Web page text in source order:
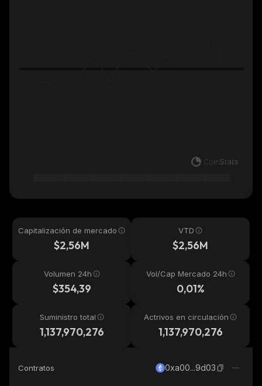
Capitalización de mercado
$2,56M
VTD
$2,56M
Volumen 24h
$354,39
Vol/Cap Mercado 24h
0,01%
Suministro total
1,137,970,276
Actrivos en circulación
1,137,970,276
Contratos 0xa00...9d03